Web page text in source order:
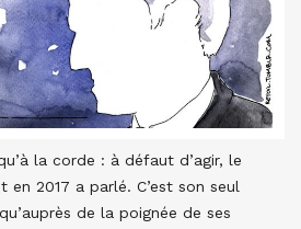
la corde : à défaut d’agir, le
2017 a parlé. C’est son seul
de la poignée de ses